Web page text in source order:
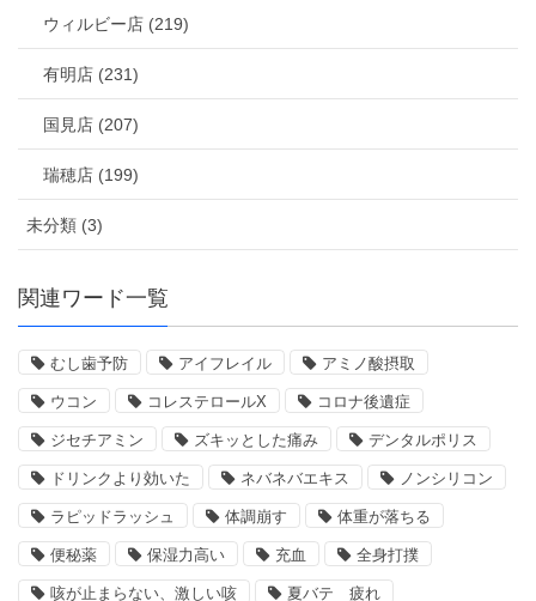
ウィルビー店 (219)
有明店 (231)
国見店 (207)
瑞穂店 (199)
未分類 (3)
関連ワード一覧
むし歯予防 アイフレイル アミノ酸摂取
ウコン コレステロールX コロナ後遺症
ジセチアミン ズキッとした痛み デンタルポリス
ドリンクより効いた ネバネバエキス ノンシリコン
ラピッドラッシュ 体調崩す 体重が落ちる
便秘薬 保湿力高い 充血 全身打撲
咳が止まらない、激しい咳 夏バテ 疲れ